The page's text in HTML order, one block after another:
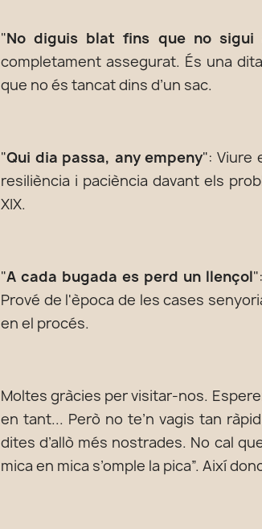
"No diguis blat fins que no
completament assegurat. És una
que no és tancat dins d’un sac.
"Qui dia passa, any empeny": Viure
resiliència i paciència davant els
XIX.
"A cada bugada es perd un llençol
Prové de l'època de les cases
en el procés.
Moltes gràcies per visitar-nos.
en tant... Però no te’n vagis tan
dites d’allò més nostrades. No cal
mica en mica s’omple la pica”. Així